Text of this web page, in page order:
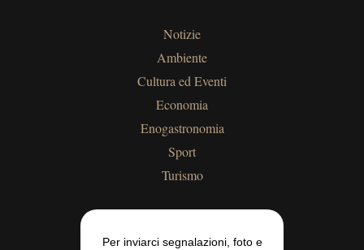
Notizie
Ambiente
Cultura ed Eventi
Economia
Enogastronomia
Sport
Turismo
Per inviarci segnalazioni, foto e